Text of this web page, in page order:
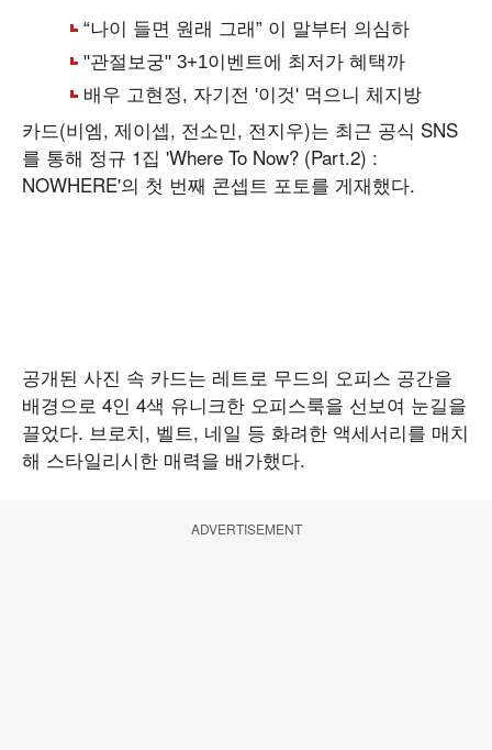
카드(비엠, 제이셉, 전소민, 전지우)는 최근 공식 SNS
를 통해 정규 1집 'Where To Now? (Part.2) :
NOWHERE'의 첫 번째 콘셉트 포토를 게재했다.
공개된 사진 속 카드는 레트로 무드의 오피스 공간을
배경으로 4인 4색 유니크한 오피스룩을 선보여 눈길을
끌었다. 브로치, 벨트, 네일 등 화려한 액세서리를 매치
해 스타일리시한 매력을 배가했다.
ADVERTISEMENT